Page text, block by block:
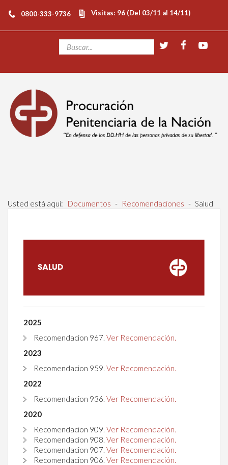
0800-333-9736 Visitas: 96 (Del 03/11 al 14/11)
Usted está aquí: Documentos - Recomendaciones - Salud
2025
Recomendacion 967. Ver Recomendación.
2023
Recomendacion 959. Ver Recomendación.
2022
Recomendacion 936. Ver Recomendación.
2020
Recomendacion 909. Ver Recomendación.
Recomendacion 908. Ver Recomendación.
Recomendacion 907. Ver Recomendación.
Recomendacion 906. Ver Recomendación.